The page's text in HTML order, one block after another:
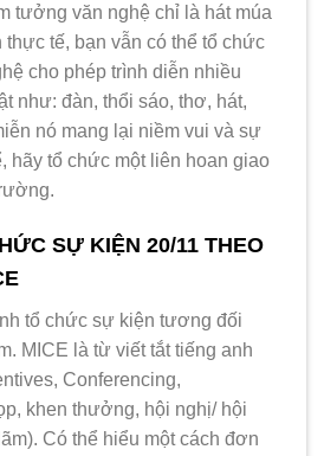
tưởng văn nghệ chỉ là hát múa
tế, bạn vẫn có thể tổ chức
cho phép trình diễn nhiều
như: đàn, thổi sáo, thơ, hát,
nó mang lại niềm vui và sự
hãy tổ chức một liên hoan giao
SỰ KIỆN 20/11 THEO
tổ chức sự kiện tương đối
MICE là từ viết tắt tiếng anh
Conferencing,
khen thưởng, hội nghị/ hội
Có thể hiểu một cách đơn